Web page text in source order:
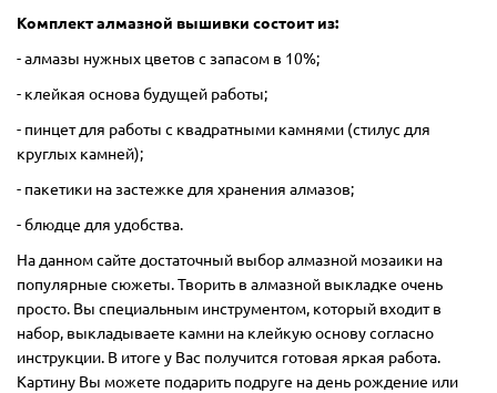
Комплект алмазной вышивки состоит из:
- алмазы нужных цветов с запасом в 10%;
- клейкая основа будущей работы;
- пинцет для работы с квадратными камнями (стилус для
круглых камней);
- пакетики на застежке для хранения алмазов;
- блюдце для удобства.
На данном сайте достаточный выбор алмазной мозаики на
популярные сюжеты. Творить в алмазной выкладке очень
просто. Вы специальным инструментом, который входит в
набор, выкладываете камни на клейкую основу согласно
инструкции. В итоге у Вас получится готовая яркая работа.
Картину Вы можете подарить подруге на день рождение или